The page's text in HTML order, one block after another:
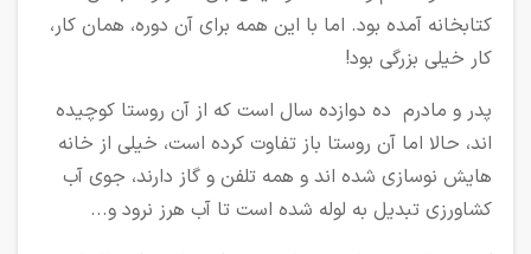
کتابخانه آمده بود. اما با این همه برای آن دوره، همان کار،
کار خیلی بزرگی بود!
پدر و مادرم ده دوازده سال است که از آن روستا کوچیده
اند، حالا اما آن روستا باز تفاوت کرده است، خیلی از خانه
هایش نوسازی شده اند و همه تلفن و گاز دارند، جوی آب
کشاورزی تبدیل به لوله شده است تا آب هرز نرود و...